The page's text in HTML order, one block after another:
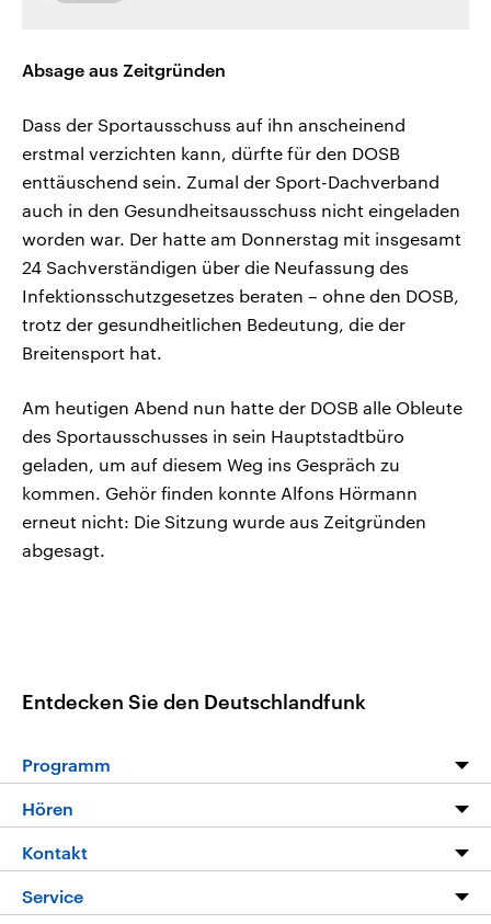
Absage aus Zeitgründen
Dass der Sportausschuss auf ihn anscheinend
erstmal verzichten kann, dürfte für den DOSB
enttäuschend sein. Zumal der Sport-Dachverband
auch in den Gesundheitsausschuss nicht eingeladen
worden war. Der hatte am Donnerstag mit insgesamt
24 Sachverständigen über die Neufassung des
Infektionsschutzgesetzes beraten – ohne den DOSB,
trotz der gesundheitlichen Bedeutung, die der
Breitensport hat.
Am heutigen Abend nun hatte der DOSB alle Obleute
des Sportausschusses in sein Hauptstadtbüro
geladen, um auf diesem Weg ins Gespräch zu
kommen. Gehör finden konnte Alfons Hörmann
erneut nicht: Die Sitzung wurde aus Zeitgründen
abgesagt.
Entdecken Sie den Deutschlandfunk
Programm
Programm
Die Nachrichten
Nachrichtenleicht
Hören
Livestream
Podcasts
Kontakt
Hörerservice
Service